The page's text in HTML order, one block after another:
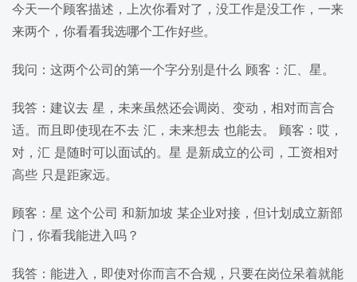
今天一个顾客描述，上次你看对了，没工作是没工作，一来
来两个，你看看我选哪个工作好些。
我问：这两个公司的第一个字分别是什么 顾客：汇、星。
我答：建议去 星，未来虽然还会调岗、变动，相对而言合
适。而且即使现在不去 汇，未来想去 也能去。 顾客：哎，
对，汇 是随时可以面试的。星 是新成立的公司，工资相对
高些 只是距家远。
顾客：星 这个公司 和新加坡 某企业对接，但计划成立新部
门，你看我能进入吗？
我答：能进入，即使对你而言不合规，只要在岗位呆着就能